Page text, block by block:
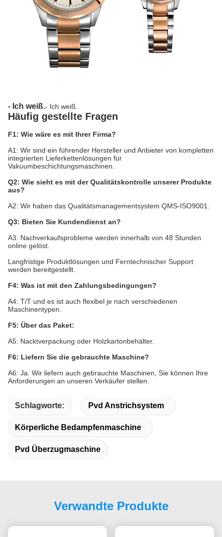
- Ich weiß.- Ich weiß.
Häufig gestellte Fragen
F1: Wie wäre es mit Ihrer Firma?
A1: Wir sind ein führender Hersteller und Anbieter von kompletten
integrierten Lieferkettenlösungen für
Vakuumbeschichtungsmaschinen.
Q2: Wie sieht es mit der Qualitätskontrolle unserer Produkte
aus?
A2: Wir haben das Qualitätsmanagementsystem QMS-ISO9001.
Q3: Bieten Sie Kundendienst an?
A3: Nachverkaufsprobleme werden innerhalb von 48 Stunden
online gelöst.
Langfristige Produktlösungen und Ferntechnischer Support
werden bereitgestellt.
F4: Was ist mit den Zahlungsbedingungen?
A4: T/T und es ist auch flexibel je nach verschiedenen
Maschinentypen.
F5: Über das Paket:
A5: Nacktverpackung oder Holzkartonbehälter.
F6: Liefern Sie die gebrauchte Maschine?
A6: Ja. Wir liefern auch gebrauchte Maschinen, Sie können Ihre
Anforderungen an unseren Verkäufer stellen.
Schlagworte: Pvd Anstrichsystem
Körperliche Bedampfenmaschine
Pvd Überzugmaschine
Verwandte Produkte